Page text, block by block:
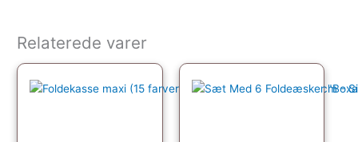
Relaterede varer